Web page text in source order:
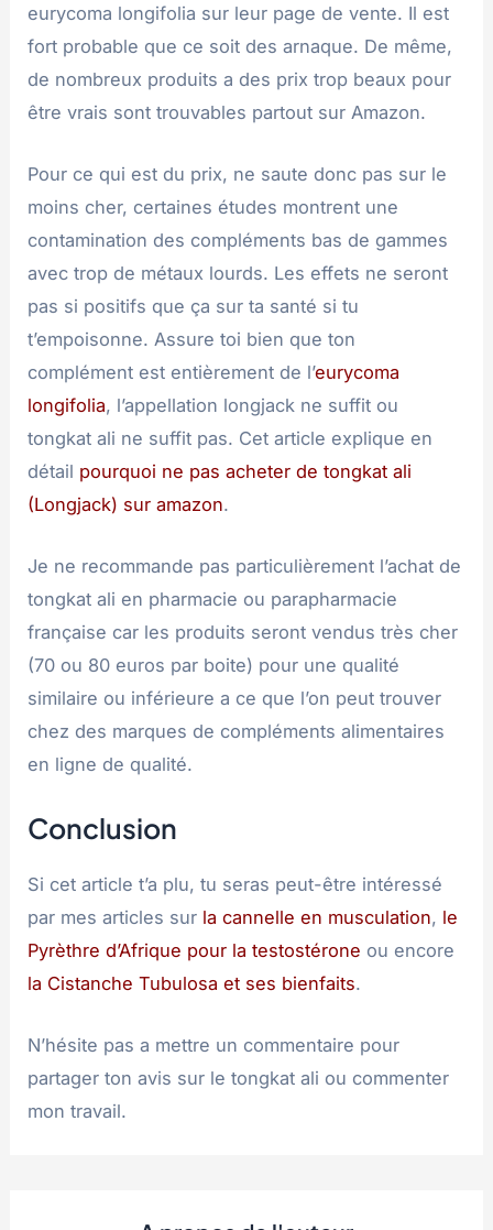
eurycoma longifolia sur leur page de vente. Il est
fort probable que ce soit des arnaque. De même,
de nombreux produits a des prix trop beaux pour
être vrais sont trouvables partout sur Amazon.
Pour ce qui est du prix, ne saute donc pas sur le
moins cher, certaines études montrent une
contamination des compléments bas de gammes
avec trop de métaux lourds. Les effets ne seront
pas si positifs que ça sur ta santé si tu
t’empoisonne. Assure toi bien que ton
complément est entièrement de l’eurycoma
longifolia, l’appellation longjack ne suffit ou
tongkat ali ne suffit pas. Cet article explique en
détail pourquoi ne pas acheter de tongkat ali
(Longjack) sur amazon.
Je ne recommande pas particulièrement l’achat de
tongkat ali en pharmacie ou parapharmacie
française car les produits seront vendus très cher
(70 ou 80 euros par boite) pour une qualité
similaire ou inférieure a ce que l’on peut trouver
chez des marques de compléments alimentaires
en ligne de qualité.
Conclusion
Si cet article t’a plu, tu seras peut-être intéressé
par mes articles sur la cannelle en musculation, le
Pyrèthre d’Afrique pour la testostérone ou encore
la Cistanche Tubulosa et ses bienfaits.
N’hésite pas a mettre un commentaire pour
partager ton avis sur le tongkat ali ou commenter
mon travail.